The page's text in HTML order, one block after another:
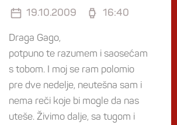
19.10.2009 16:40
Draga Gago,
potpuno te razumem i saosećam
s tobom. I moj se ram polomio
pre dve nedelje, neutešna sam i
nema reči koje bi mogle da nas
uteše. Živimo dalje, sa tugom i